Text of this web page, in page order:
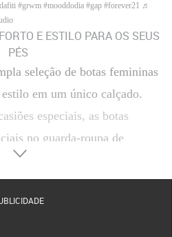
#grwm #mooddodia #gap #forever21 ♬
E ESTILO PARA OS SEUS
PÉS
seleção de botas femininas
em um único calçado.
especiais, as botas
no guarda-roupa de
botas femininas que podem